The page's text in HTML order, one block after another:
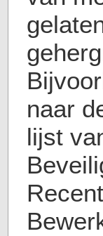
naar
lijst